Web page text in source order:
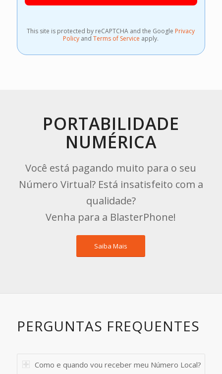
This site is protected by reCAPTCHA and the Google Privacy
Policy andTerms of Service apply.
PORTABILIDADE
NUMÉRICA
Você está pagando muito para o seu
Número Virtual? Está insatisfeito com a
qualidade?
Venha para a BlasterPhone!
Saiba Mais
PERGUNTAS FREQUENTES
Como e quando vou receber meu Número Local?